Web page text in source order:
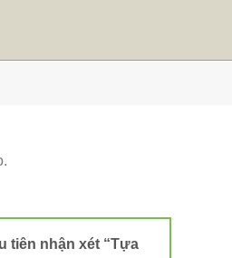
tiên nhận xét “Tựa